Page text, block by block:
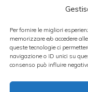
Per fornire le migliori
memorizzare e/o accedere
queste tecnologie ci
navigazione o ID unici su
consenso può influire
i calamari per
vino e lasciate
un po’ di brodo
Sciogliete il